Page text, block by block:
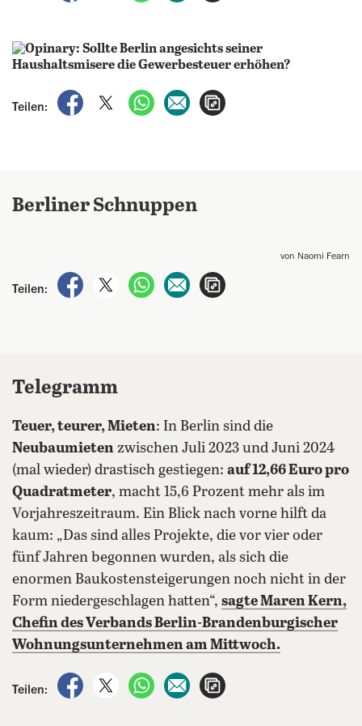
Teilen:
auf Facebook teilen
auf X teilenper WhatsApp teilen
per E-Mail teilen
Berliner Schnuppen
von Naomi Fearn
Teilen:
auf Facebook teilen
auf X teilenper WhatsApp teilen
per E-Mail teilen
Telegramm
Teuer, teurer, Mieten: In Berlin sind die
Neubaumieten zwischen Juli 2023 und Juni 2024
(mal wieder) drastisch gestiegen: auf 12,66 Euro pro
Quadratmeter, macht 15,6 Prozent mehr als im
Vorjahreszeitraum. Ein Blick nach vorne hilft da
kaum: „Das sind alles Projekte, die vor vier oder
fünf Jahren begonnen wurden, als sich die
enormen Baukostensteigerungen noch nicht in der
Form niedergeschlagen hatten“, sagte Maren Kern,
Chefin des Verbands Berlin-Brandenburgischer
Wohnungsunternehmen am Mittwoch.
Teilen:
auf Facebook teilen
auf X teilenper WhatsApp teilen
per E-Mail teilen